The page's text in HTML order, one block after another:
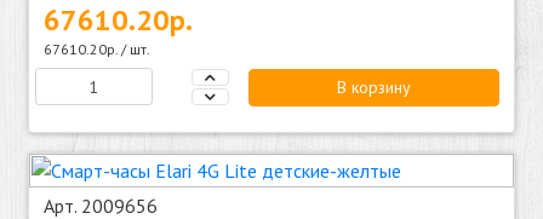
67610.20р.
67610.20р. / шт.
В корзину
Арт. 2009656